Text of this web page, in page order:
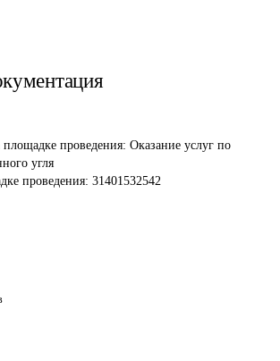
площадке проведения: Оказание услуг по
угля
проведения: 31401532542